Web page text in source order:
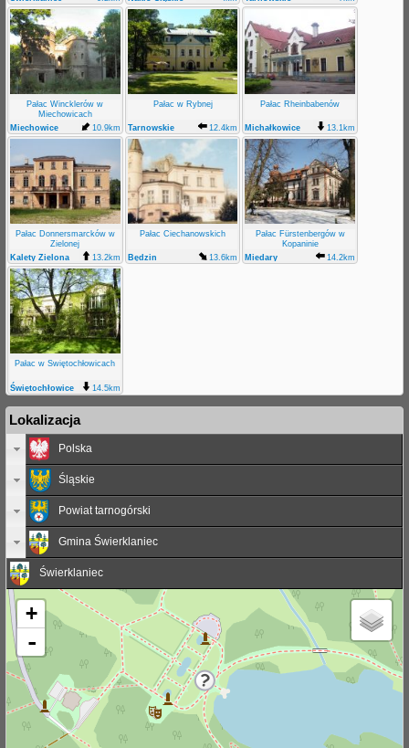
Pałac Wincklerów w
Miechowicach
Miechowice
10.9km
Pałac w Rybnej
Tarnowskie
Góry
12.4km
Pałac Rheinbabenów
Michałkowice 13.1km
Pałac Donnersmarcków w
Zielonej
Kalety Zielona
13.2km
Pałac Ciechanowskich
Będzin
13.6km
Pałac Fürstenbergów w
Kopaninie
Miedary
14.2km
Pałac w Świętochłowicach
Świętochłowice
14.5km
Lokalizacja
Polska
Śląskie
Powiat tarnogórski
Gmina Świerklaniec
Świerklaniec
+
-